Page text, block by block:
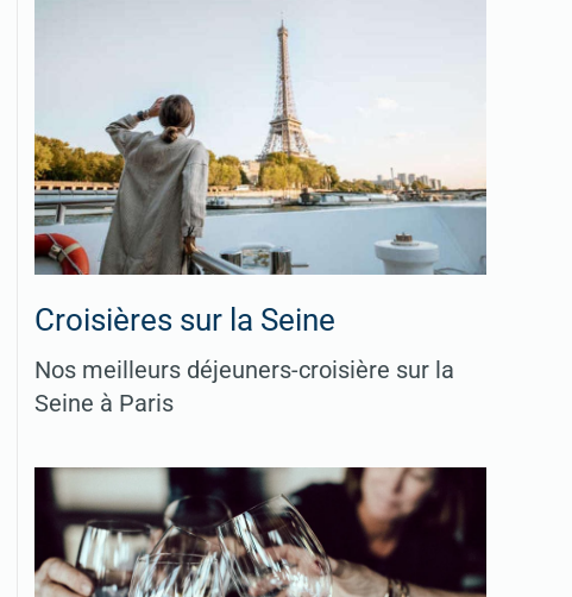
Croisières sur la Seine
Nos meilleurs déjeuners-croisière sur la
Seine à Paris